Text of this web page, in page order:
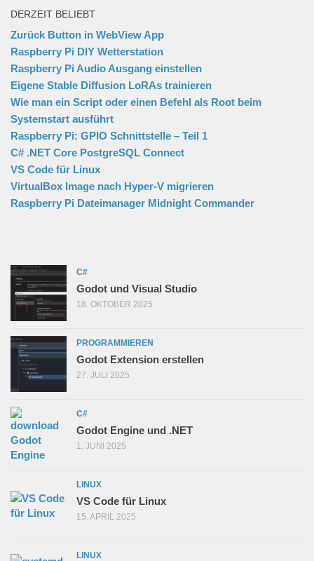
DERZEIT BELIEBT
Zurück Button in WebView App
Raspberry Pi DIY Wetterstation
Raspberry Pi Audio Ausgang einstellen
Eigene Stable Diffusion LoRAs trainieren
Wie man ein Script oder einen Befehl als Root beim
Systemstart ausführt
Raspberry Pi: GPIO Schnittstelle – Teil 1
C# .NET Core PostgreSQL Connect
VS Code für Linux
VirtualBox Image nach Hyper-V migrieren
Raspberry Pi Dateimanager Midnight Commander
C#
Godot und Visual Studio
18. OKTOBER 2025
PROGRAMMIEREN
Godot Extension erstellen
27. JULI 2025
C#
Godot Engine und .NET
1. JUNI 2025
LINUX
VS Code für Linux
15. APRIL 2025
LINUX